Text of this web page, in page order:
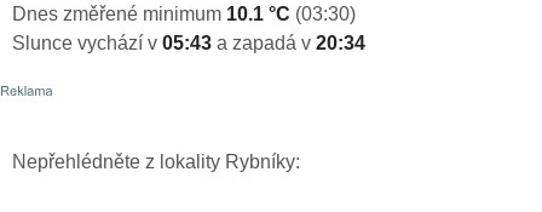
Dnes změřené minimum 10.1 °C (03:30)
Slunce vychází v 05:43 a zapadá v 20:34
Nepřehlédněte z lokality Rybníky: